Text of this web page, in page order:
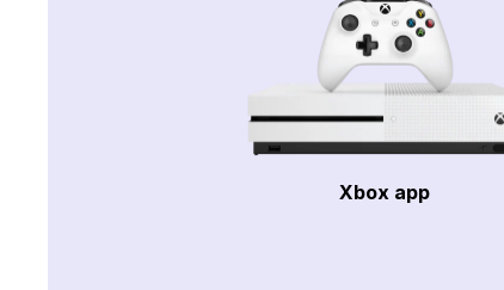
Xbox app